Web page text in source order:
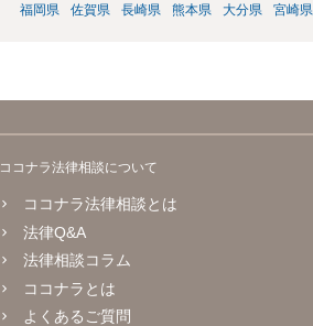
福岡県
佐賀県 長崎県 熊本県 大分県 宮崎県
ココナラ法律相談について
ココナラ法律相談とは
法律Q&A
法律相談コラム
ココナラとは
よくあるご質問